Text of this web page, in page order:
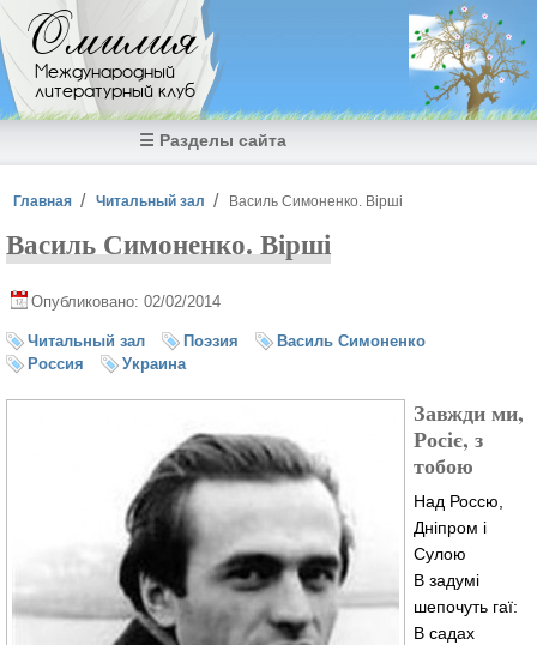
Перейти к основному содержанию
Омилия
Международный
литературный клуб
☰ Разделы сайта
Вы здесь
Главная Читальный зал Василь Симоненко. Вірші
Василь Симоненко. Вірші
Опубликовано: 02/02/2014
Читальный зал Поэзия
Василь Симоненко
Россия
Украина
Завжди ми,
Росіє, з
тобою
Над Россю,
Дніпром і
Сулою
В задумі
шепочуть гаї:
В садах